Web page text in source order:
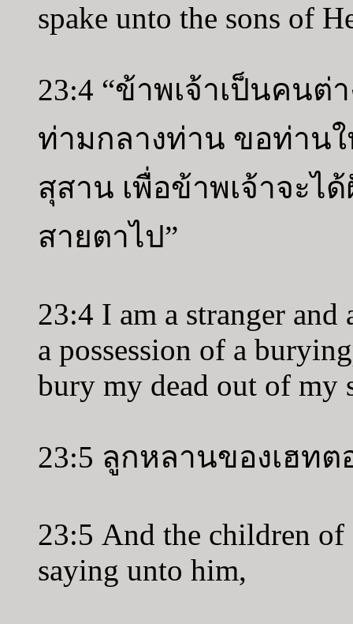
spake unto the sons of
23:4 “ข้าพเจ้าเป็นคน
ท่ามกลางท่าน ขอท่าน
สุสาน เพื่อข้าพเจ้าจะไ
สายตาไป”
23:4 I am a stranger
a possession of a
bury my dead out of my
23:5 ลูกหลานของเฮท
23:5 And the children of
saying unto him,